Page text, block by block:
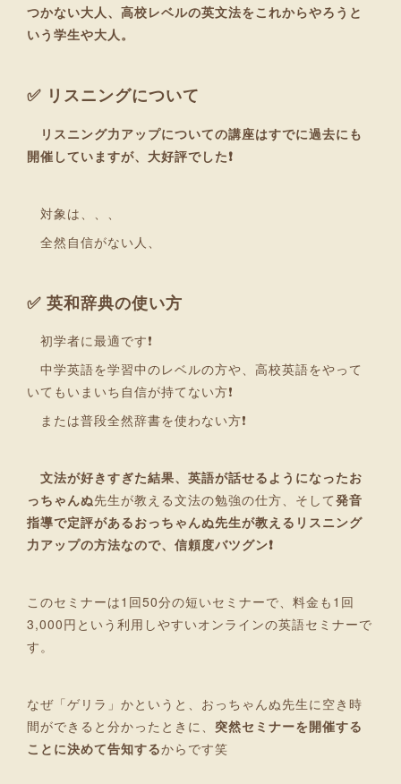
つかない大人、高校レベルの英文法をこれからやろうと
いう学生や大人。
✅ リスニングについて
リスニング力アップについての講座はすでに過去にも
開催していますが、大好評でした❗
対象は、、、
全然自信がない人、
✅ 英和辞典の使い方
初学者に最適です❗
中学英語を学習中のレベルの方や、高校英語をやって
いてもいまいち自信が持てない方❗
または普段全然辞書を使わない方❗
文法が好きすぎた結果、英語が話せるようになったお
っちゃんぬ先生が教える文法の勉強の仕方、そして発音
指導で定評があるおっちゃんぬ先生が教えるリスニング
力アップの方法なので、信頼度バツグン❗
このセミナーは1回50分の短いセミナーで、料金も1回
3,000円という利用しやすいオンラインの英語セミナーで
す。
なぜ「ゲリラ」かというと、おっちゃんぬ先生に空き時
間ができると分かったときに、 突然セミナーを開催する
ことに決めて告知するからです笑